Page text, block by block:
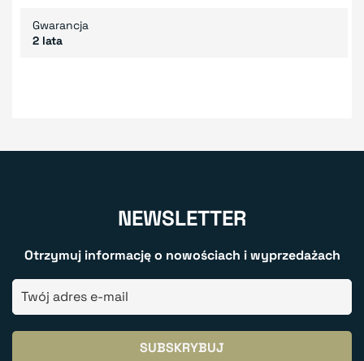
Gwarancja
2 lata
NEWSLETTER
Otrzymuj informację o nowościach i wyprzedażach